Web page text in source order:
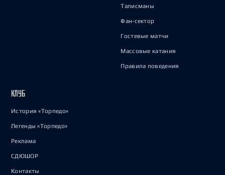
Талисманы
Фан-сектор
Гостевые матчи
Массовые катания
Правила поведения
КЛУБ
История «Торпедо»
Легенды «Торпедо»
Реклама
СДЮШОР
Контакты